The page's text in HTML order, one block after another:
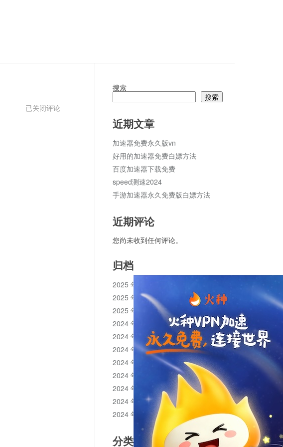
198.168.1.1
已关闭评论
搜索
搜索
近期文章
加速器免费永久版vn
好用的加速器免费白嫖方法
百度加速器下载免费
speed测速2024
手游加速器永久免费版白嫖方法
近期评论
您尚未收到任何评论。
归档
2025 年 11 月
2025 年 10 月
2025 年 1 月
2024 年 12 月
2024 年 11 月
2024 年 10 月
2024 年 9 月
2024 年 8 月
2024 年 7 月
2024 年 6 月
2024 年 5 月
分类目录